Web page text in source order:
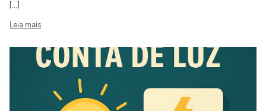
[…]
Leia mais